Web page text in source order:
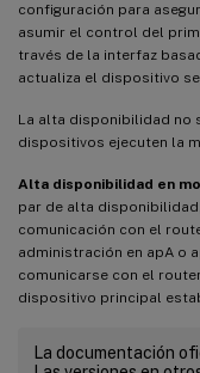
configuración para
asumir el control del
través de la interfaz
actualiza el dispositivo
La alta disponibilidad no
dispositivos ejecuten la
Alta disponibilidad en
par de alta
comunicación con el
administración en apA o
comunicarse con el
dispositivo principal
La documentación